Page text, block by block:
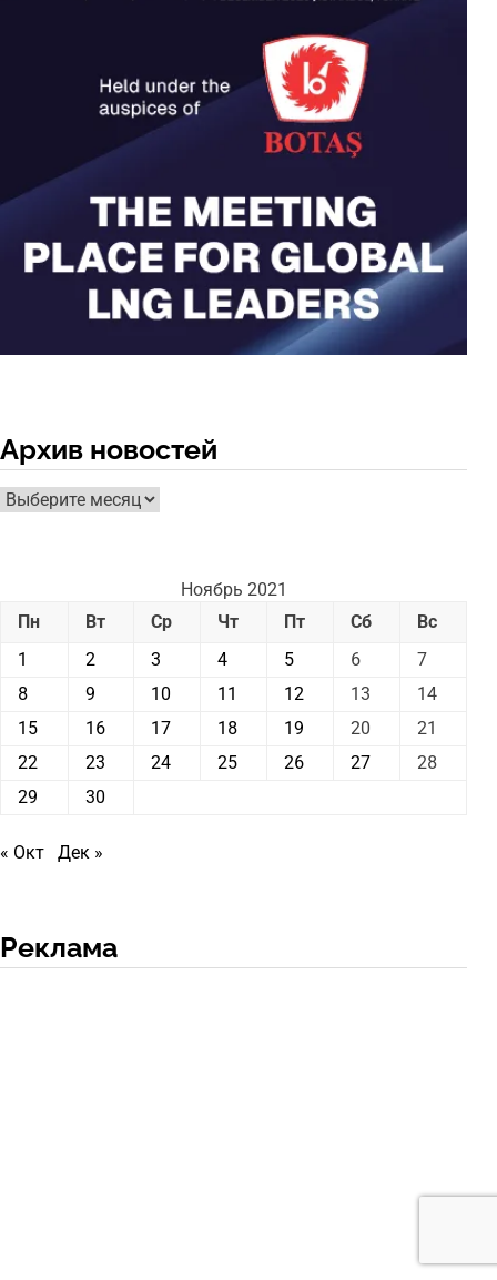
Архив новостей
Архив
новостей
Ноябрь 2021
Пн
Вт Ср Чт Пт Сб
Вс
1
2 3 4 5 6
7
8
9 10 11 12 13
14
15
16 17 18 19 20
21
22
23 24 25 26 27
28
29
30
« Окт Дек »
Реклама